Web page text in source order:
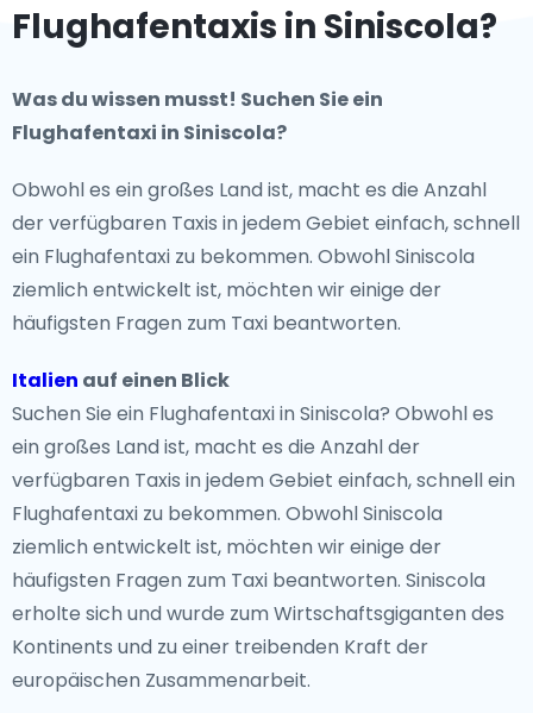
Flughafentaxis in Siniscola?
Was du wissen musst! Suchen Sie ein
Flughafentaxi in Siniscola?
Obwohl es ein großes Land ist, macht es die Anzahl
der verfügbaren Taxis in jedem Gebiet einfach, schnell
ein Flughafentaxi zu bekommen. Obwohl Siniscola
ziemlich entwickelt ist, möchten wir einige der
häufigsten Fragen zum Taxi beantworten.
Italien auf einen Blick
Suchen Sie ein Flughafentaxi in Siniscola? Obwohl es
ein großes Land ist, macht es die Anzahl der
verfügbaren Taxis in jedem Gebiet einfach, schnell ein
Flughafentaxi zu bekommen. Obwohl Siniscola
ziemlich entwickelt ist, möchten wir einige der
häufigsten Fragen zum Taxi beantworten. Siniscola
erholte sich und wurde zum Wirtschaftsgiganten des
Kontinents und zu einer treibenden Kraft der
europäischen Zusammenarbeit.